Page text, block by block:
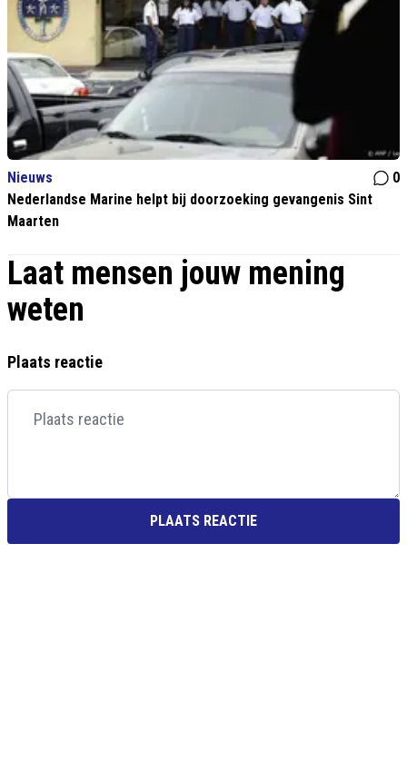
Nieuws
0
Nederlandse Marine helpt bij doorzoeking gevangenis Sint
Maarten
Laat mensen jouw mening
weten
Plaats reactie
PLAATS REACTIE